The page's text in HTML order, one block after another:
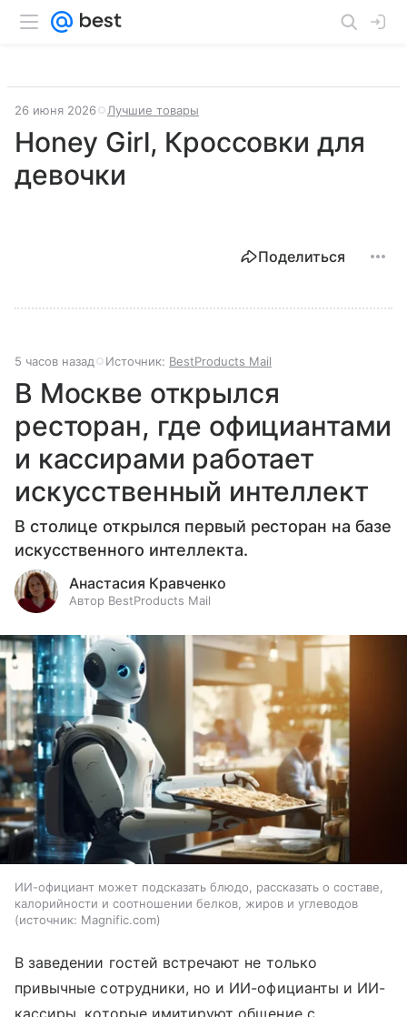
26 июня 2026 Лучшие товары
Honey Girl, Кроссовки для
девочки
Поделиться
5 часов назад Источник: BestProducts Mail
В Москве открылся
ресторан, где официантами
и кассирами работает
искусственный интеллект
В столице открылся первый ресторан на базе
искусственного интеллекта.
Анастасия Кравченко
Автор BestProducts Mail
ИИ-официант может подсказать блюдо, рассказать о составе,
калорийности и соотношении белков, жиров и углеводов
источник: Magnific.com
В заведении гостей встречают не только
привычные сотрудники, но и ИИ-официанты и ИИ-